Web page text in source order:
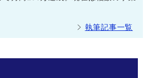
執筆記事一覧